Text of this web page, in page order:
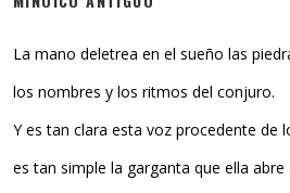
La mano deletrea en el sueño las
los nombres y los ritmos del conjuro.
Y es tan clara esta voz procedente de
es tan simple la garganta que ella abre